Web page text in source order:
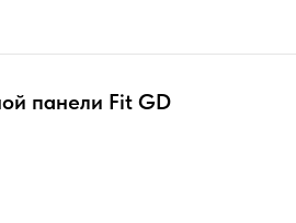
панели Fit GD